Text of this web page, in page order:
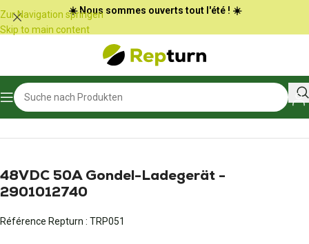
Cookie-Einstellungen
Zur Navigation springen
Skip to main content
☀️ Nous sommes ouverts tout l'été ! ☀️
Start/Öffentliche Arbeiten und Materialtransport Batterieladegerät
48VDC 50A Gondel-Ladegerät -
2901012740
Référence Repturn : TRP051